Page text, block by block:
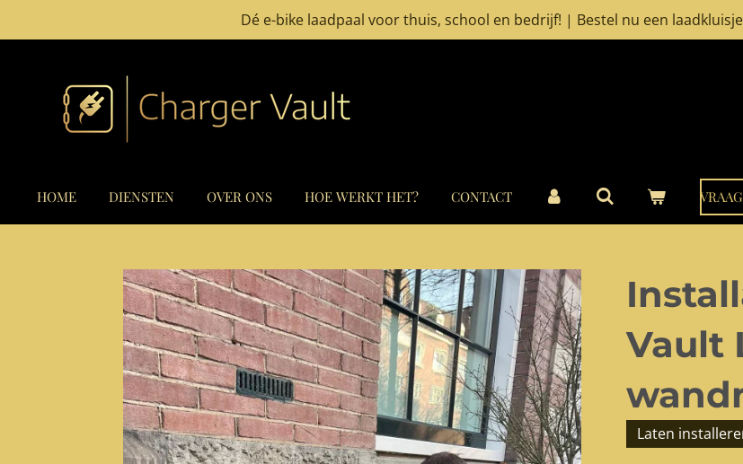
hoofdinhoud
Dé e-bike laadpaal voor thuis, school en bedrijf! | Bestel nu een
HOME DIENSTEN OVER ONS HOE WERKT HET? CONTACT
Vault
Laten